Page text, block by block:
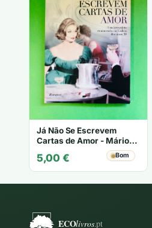
Já Não Se Escrevem
Cartas de Amor - Mário
5,00 € Bom